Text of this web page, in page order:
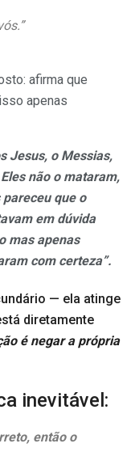
afirma que
apenas
Jesus, o Messias,
não o mataram,
que o
em dúvida
mas apenas
com certeza”.
— ela atinge
diretamente
é negar a própria
inevitável:
então o